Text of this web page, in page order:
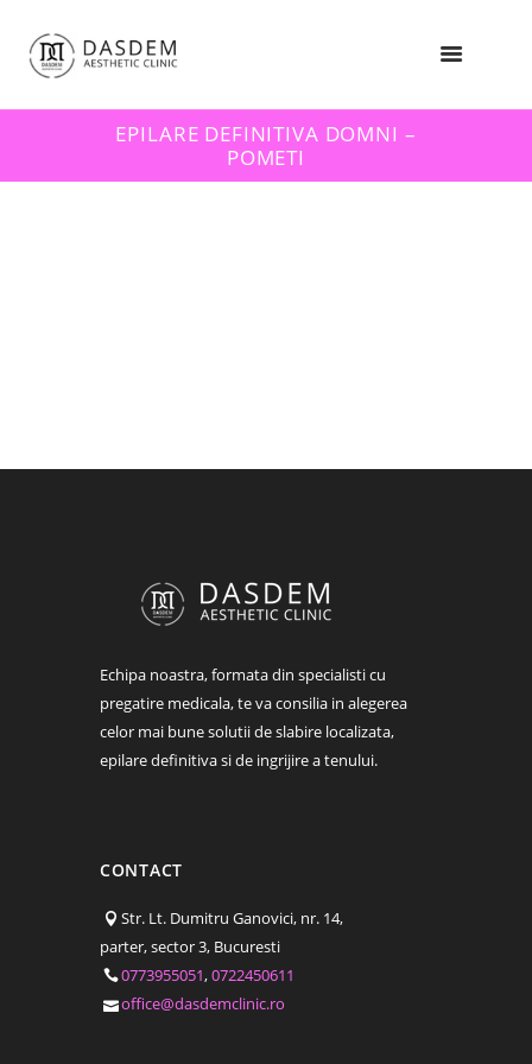
EPILARE DEFINITIVA DOMNI –
POMETI
Echipa noastra, formata din specialisti cu
pregatire medicala, te va consilia in alegerea
celor mai bune solutii de slabire localizata,
epilare definitiva si de ingrijire a tenului.
CONTACT
Str. Lt. Dumitru Ganovici, nr. 14,
parter, sector 3, Bucuresti
0773955051,0722450611
office@dasdemclinic.ro